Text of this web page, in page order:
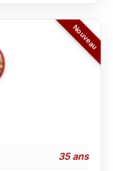
35 ans